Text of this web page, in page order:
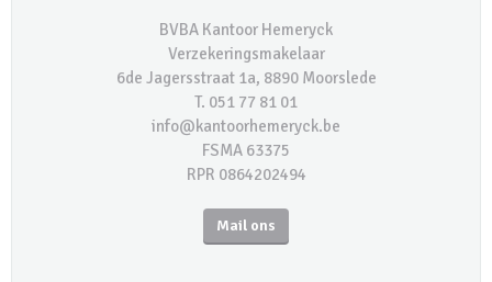
BVBA Kantoor Hemeryck
Verzekeringsmakelaar
6de Jagersstraat 1a, 8890 Moorslede
T. 051 77 81 01
info@kantoorhemeryck.be
FSMA 63375
RPR 0864202494
Mail ons